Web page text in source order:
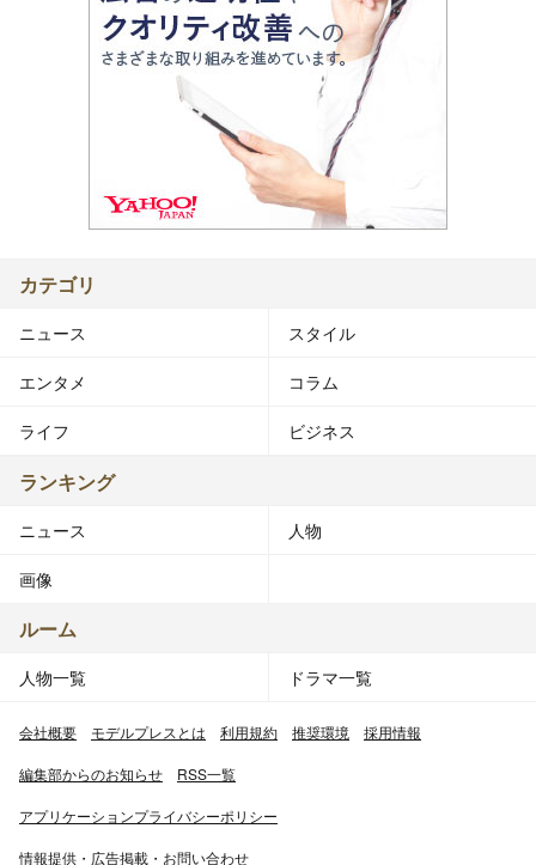
カテゴリ
ニュース スタイル
エンタメ コラム
ライフ ビジネス
ランキング
ニュース 人物
画像
ルーム
人物一覧 ドラマ一覧
会社概要 モデルプレスとは 利用規約 推奨環境 採用情報
編集部からのお知らせ RSS一覧
アプリケーションプライバシーポリシー
情報提供・広告掲載・お問い合わせ